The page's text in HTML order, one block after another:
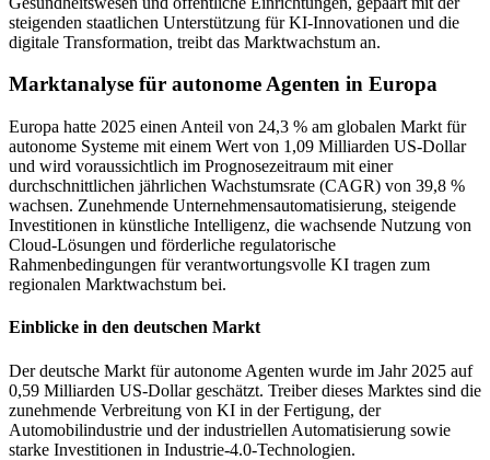
steigenden staatlichen Unterstützung für KI-Innovationen und die
digitale Transformation, treibt das Marktwachstum an.
Marktanalyse für autonome Agenten in Europa
Europa hatte 2025 einen Anteil von 24,3 % am globalen Markt für
autonome Systeme mit einem Wert von 1,09 Milliarden US-Dollar
und wird voraussichtlich im Prognosezeitraum mit einer
durchschnittlichen jährlichen Wachstumsrate (CAGR) von 39,8 %
wachsen. Zunehmende Unternehmensautomatisierung, steigende
Investitionen in künstliche Intelligenz, die wachsende Nutzung von
Cloud-Lösungen und förderliche regulatorische
Rahmenbedingungen für verantwortungsvolle KI tragen zum
regionalen Marktwachstum bei.
Einblicke in den deutschen Markt
Der deutsche Markt für autonome Agenten wurde im Jahr 2025 auf
0,59 Milliarden US-Dollar geschätzt. Treiber dieses Marktes sind die
zunehmende Verbreitung von KI in der Fertigung, der
Automobilindustrie und der industriellen Automatisierung sowie
starke Investitionen in Industrie-4.0-Technologien.